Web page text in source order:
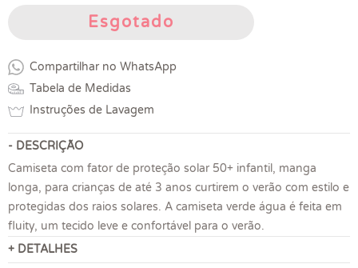
Esgotado
Compartilhar no WhatsApp
Tabela de Medidas
Instruções de Lavagem
- DESCRIÇÃO
Camiseta com fator de proteção solar 50+ infantil, manga
longa, para crianças de até 3 anos curtirem o verão com estilo e
protegidas dos raios solares. A camiseta verde água é feita em
fluity, um tecido leve e confortável para o verão.
+ DETALHES